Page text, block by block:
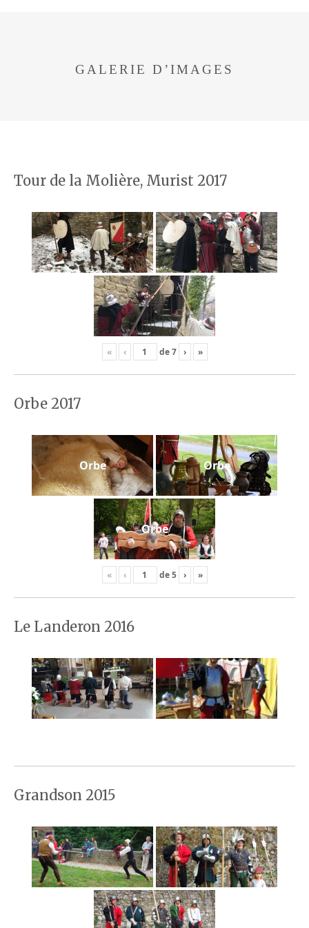
GALERIE D’IMAGES
Tour de la Molière, Murist 2017
« ‹ de7 › »
Orbe 2017
Orbe Orbe
Orbe
« ‹ de5 › »
Le Landeron 2016
Grandson 2015